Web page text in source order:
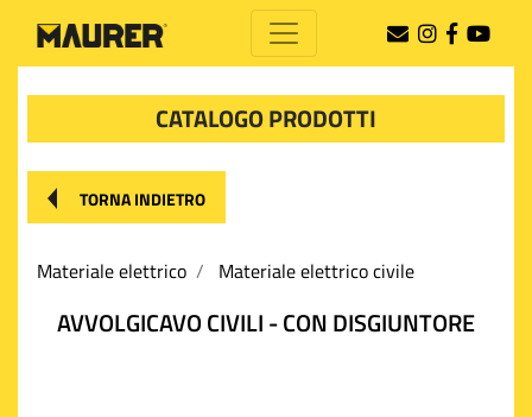
CATALOGO PRODOTTI
TORNA INDIETRO
Materiale elettrico Materiale elettrico civile
AVVOLGICAVO CIVILI - CON DISGIUNTORE